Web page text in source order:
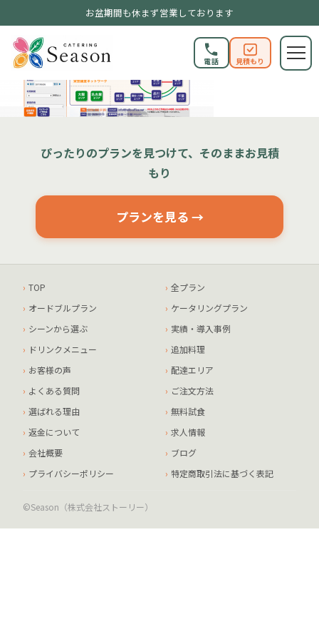
お盆期間も休まず営業しております
電話 見積もり
ぴったりのプランを見つけて、そのままお見積
もり
プランを見る →
TOP
全プラン
オードブルプラン
ケータリングプラン
シーンから選ぶ
実績・導入事例
ドリンクメニュー
追加料理
お客様の声
配達エリア
よくある質問
ご注文方法
選ばれる理由
無料試食
返金について
求人情報
会社概要
ブログ
プライバシーポリシー
特定商取引法に基づく表記
©Season（株式会社ストーリー）